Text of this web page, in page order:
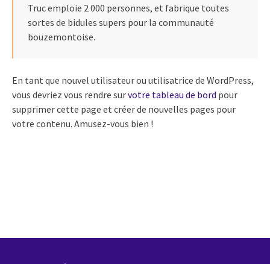
Truc emploie 2 000 personnes, et fabrique toutes
sortes de bidules supers pour la communauté
bouzemontoise.
En tant que nouvel utilisateur ou utilisatrice de WordPress,
vous devriez vous rendre survotre tableau de bord pour
supprimer cette page et créer de nouvelles pages pour
votre contenu. Amusez-vous bien !